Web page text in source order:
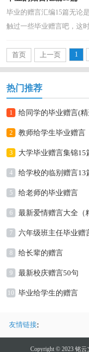
毕业的赠言汇编15篇无论
触过一些毕业赠言吧，这
首页
上一页 1
热门推荐
1 给同学的毕业赠言(
2 教师给学生毕业赠言
3 大学毕业赠言集锦15
4 给学校的临别赠言13
5 给老师的毕业赠言
6 最新爱情赠言大全（
7 六年级班主任毕业赠
8 给长辈的赠言
9 最新校庆赠言50句
10 毕业给学生的赠言
友情链接:
Copyright © 2023 铭云